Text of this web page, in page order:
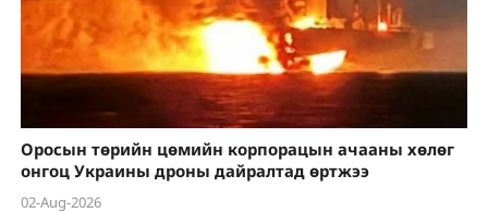
Оросын төрийн цөмийн корпорацын ачааны хөлөг
онгоц Украины дроны дайралтад өртжээ
02-Aug-2026